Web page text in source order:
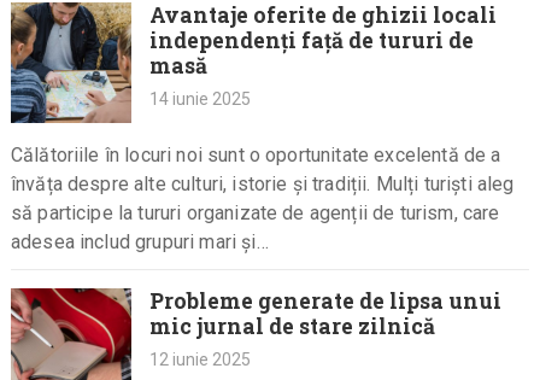
Avantaje oferite de ghizii locali
independenți față de tururi de
masă
14 iunie 2025
Călătoriile în locuri noi sunt o oportunitate excelentă de a
învăța despre alte culturi, istorie și tradiții. Mulți turiști aleg
să participe la tururi organizate de agenții de turism, care
adesea includ grupuri mari și…
Probleme generate de lipsa unui
mic jurnal de stare zilnică
12 iunie 2025